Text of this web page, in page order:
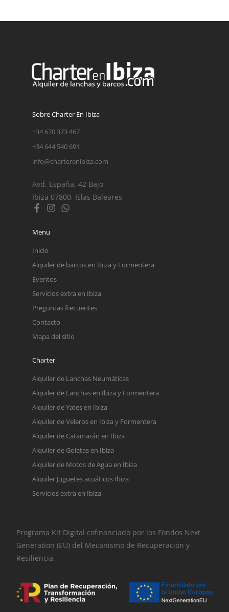
Sobre Charter En Ibiza
+34 670 373 467
+34 644 540 691
info@charterenibiza.com
Avd. España, 42 Bajo
Ibiza 07800, Islas Baleares
Menu
Inicio
Alquiler de barcos en Ibiza y Formentera
Eventos
Servicios extra en Ibiza
Preguntas frecuentes
Contacto
Mapa del sitio
Charter
Alquiler de Lanchas Neumáticas
Alquiler de Lanchas en Ibiza y Formentera
Alquiler de Yates en Ibiza
Alquiler de Veleros en Ibiza y Formentera
Alquiler de Catamarán en Ibiza
Alquiler de Goletas en Ibiza
Alquiler de Motos de Agua en Ibiza
Alquiler Juguetes acuáticos Ibiza
Servicios extra en Ibiza
Programa Kit Digital cofinanciado por los Fondos Next
Generation (EU) del Mecanismo de Recuperación y
Resiliencia.